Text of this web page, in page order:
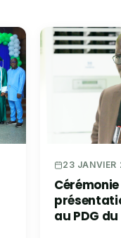
23 JANVIER
au PDG